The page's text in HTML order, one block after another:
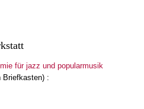
für jazz und popularmusik
Briefkasten) :